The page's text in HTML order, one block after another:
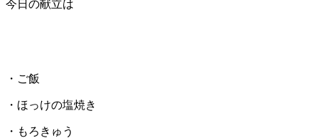
今日の献立は
・ご飯
・ほっけの塩焼き
・もろきゅう